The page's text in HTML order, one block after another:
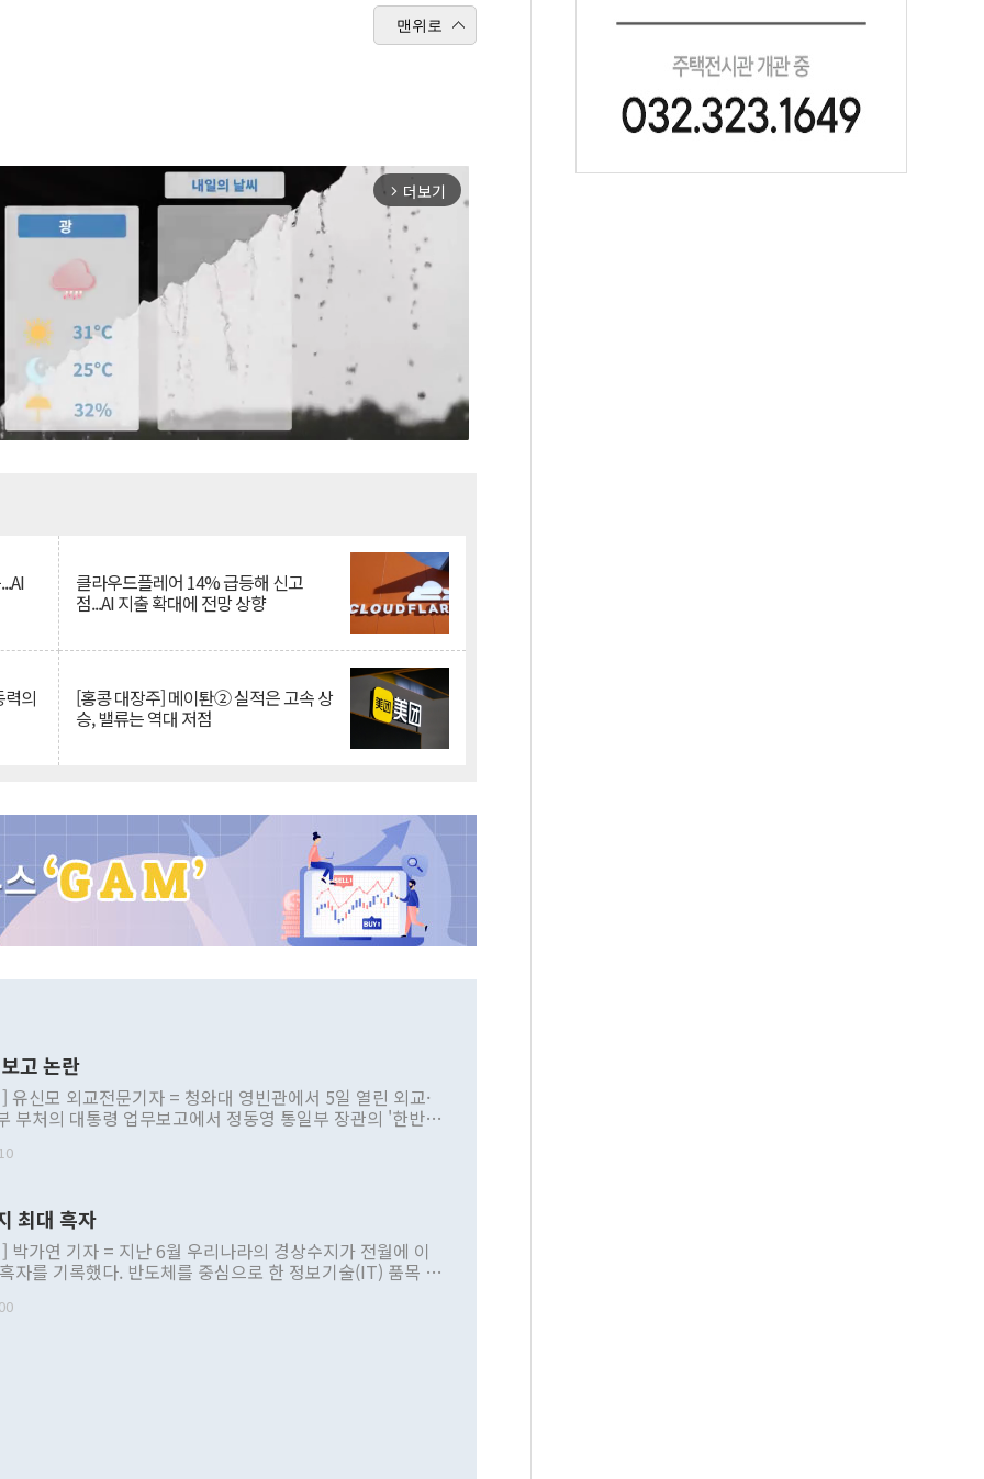
맨위로
arrow_forward_ios 더보기
클라우드플레어 14% 급등해 신고
점...AI 지출 확대에 전망 상향
의 [홍콩 대장주] 메이퇀② 실적은 고속 상
승, 밸류는 역대 저점
고 논란
유신모 외교전문기자 = 청와대 영빈관에서 5일 열린 외교·
부처의 대통령 업무보고에서 정동영 통일부 장관의 '한반도
부 내 조율을 거치지 않은 사안을 정책으로 추진하겠다고 공
근거한 비현실적 구상'이라는 비판을 내놨다. 그동안 정 장
관련 발언이 물의를 빚은 적은 여러 번 있지만 대통령과 유
공개적으로 부정적 입장을 표명한 것은 이례적이다. 정 장
북 접근법과 월권을 제어해야 한다는 목소리도 높아지고 있
최대 흑자
박가연 기자 = 지난 6월 우리나라의 경상수지가 전월에 이
자를 기록했다. 반도체를 중심으로 한 정보기술(IT) 품목 수
르